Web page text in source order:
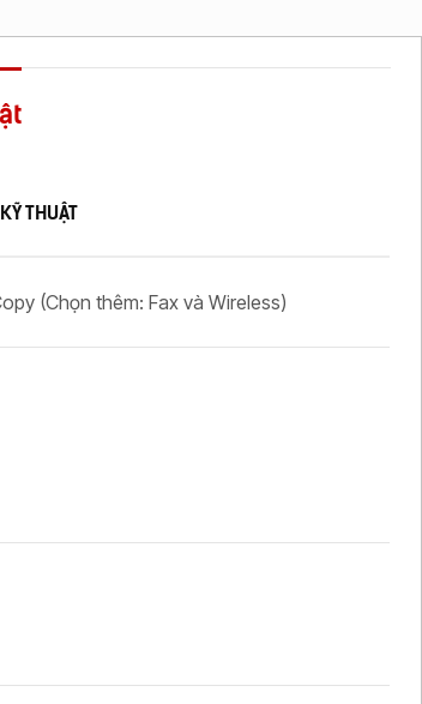
THUẬT
(Chọn thêm: Fax và Wireless)